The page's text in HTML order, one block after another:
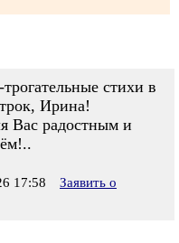
стихи в
Ирина!
Вас радостным и
17:58
Заявить о